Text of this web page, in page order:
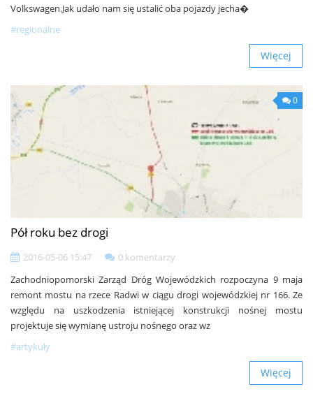
Volkswagen.Jak udało nam się ustalić oba pojazdy jecha�
#regionalne
Więcej
0
Pół roku bez drogi
2016-05-06 15:47
0 komentarzy
Zachodniopomorski Zarząd Dróg Wojewódzkich rozpoczyna 9 maja
remont mostu na rzece Radwi w ciągu drogi wojewódzkiej nr 166. Ze
względu na uszkodzenia istniejącej konstrukcji nośnej mostu
projektuje się wymianę ustroju nośnego oraz wz
#artykuły
Więcej